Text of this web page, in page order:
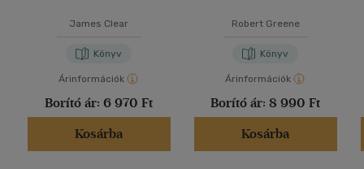
James Clear
Könyv
Árinformációk
Borító ár: 6 970 Ft
Kosárba
Robert Greene
Könyv
Árinformációk
Borító ár: 8 990 Ft
Kosárba